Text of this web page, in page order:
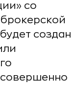
со
создан